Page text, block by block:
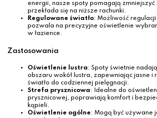
energii, nasze spoty pomagają zmniejszyć
przekłada się na niższe rachunki.
Regulowane światło: Możliwość regulacji
pozwala na precyzyjne oświetlenie
w łazience.
Zastosowania
Oświetlenie lustra: Spoty świetnie
obszaru wokół lustra, zapewniając jasne i
światło do codziennej pielęgnacji.
Strefa prysznicowa: Idealne do
prysznicowej, poprawiają komfort i
kąpieli.
Oświetlenie ogólne: Mogą być używane